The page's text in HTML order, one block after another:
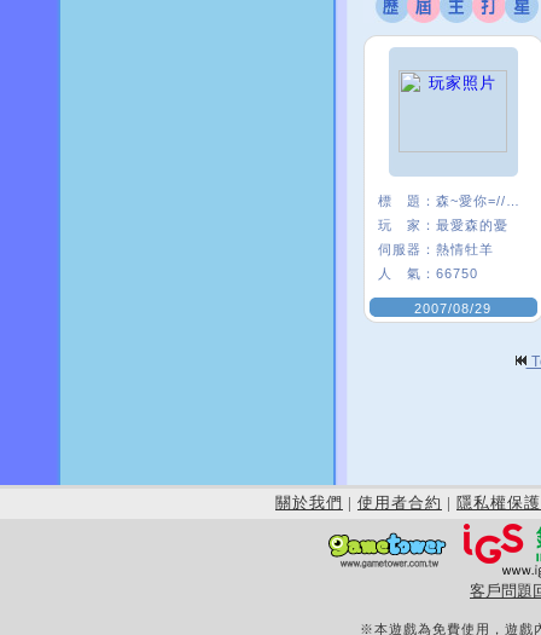
標 題：
玩 家： 最愛森的憂
伺服器： 熱情牡羊
人 氣： 66750
2007/08/29
關於我們 | 使用者合約 | 隱私權保護
客戶問題
※本遊戲為免費使用，遊戲